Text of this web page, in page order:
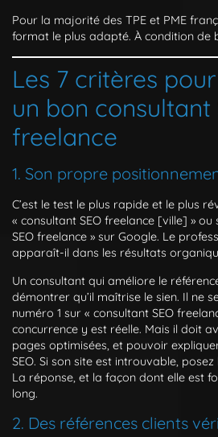
Pour la majorité des TPE et PME
format le plus adapté. À condition de
Les 7 critères
un bon consultant
freelance
1. Son propre
C’est le test le plus rapide et le plus
« consultant SEO freelance [ville] »
SEO freelance » sur Google. Le
apparaît-il dans les résultats
Un consultant qui améliore le
démontrer qu’il maîtrise le sien. Il ne
numéro 1 sur « consultant SEO
concurrence y est réelle. Mais il doit
pages optimisées, et pouvoir
SEO. Si son site est introuvable,
La réponse, et la façon dont elle est
long.
2. Des références clients